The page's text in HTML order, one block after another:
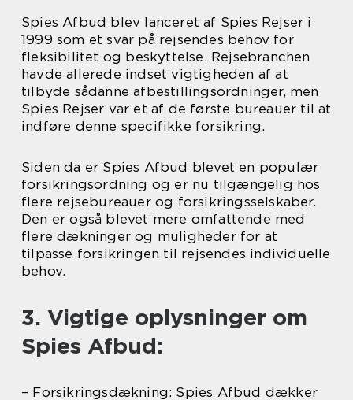
Spies Afbud blev lanceret af Spies Rejser i
1999 som et svar på rejsendes behov for
fleksibilitet og beskyttelse. Rejsebranchen
havde allerede indset vigtigheden af at
tilbyde sådanne afbestillingsordninger, men
Spies Rejser var et af de første bureauer til at
indføre denne specifikke forsikring.
Siden da er Spies Afbud blevet en populær
forsikringsordning og er nu tilgængelig hos
flere rejsebureauer og forsikringsselskaber.
Den er også blevet mere omfattende med
flere dækninger og muligheder for at
tilpasse forsikringen til rejsendes individuelle
behov.
3. Vigtige oplysninger om
Spies Afbud:
– Forsikringsdækning: Spies Afbud dækker